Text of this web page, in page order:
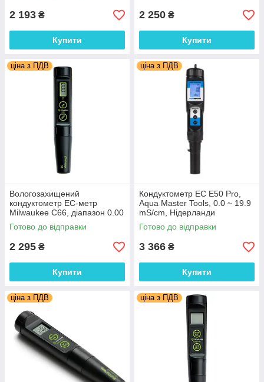
2 193 ₴
Купити
2 250 ₴
Купити
ціна з ПДВ
Вологозахищений
кондуктометр ЕС-метр
Milwaukee C66, діапазон 0.00
до 10.00 mS/cm, ±2%, АТС,
Румунія
Готово до відправки
2 295 ₴
Купити
ціна з ПДВ
Кондуктометр EC E50 Pro,
Aqua Master Tools, 0.0 ~ 19.9
mS/cm, Нідерланди
Готово до відправки
3 366 ₴
Купити
ціна з ПДВ ціна з ПДВ